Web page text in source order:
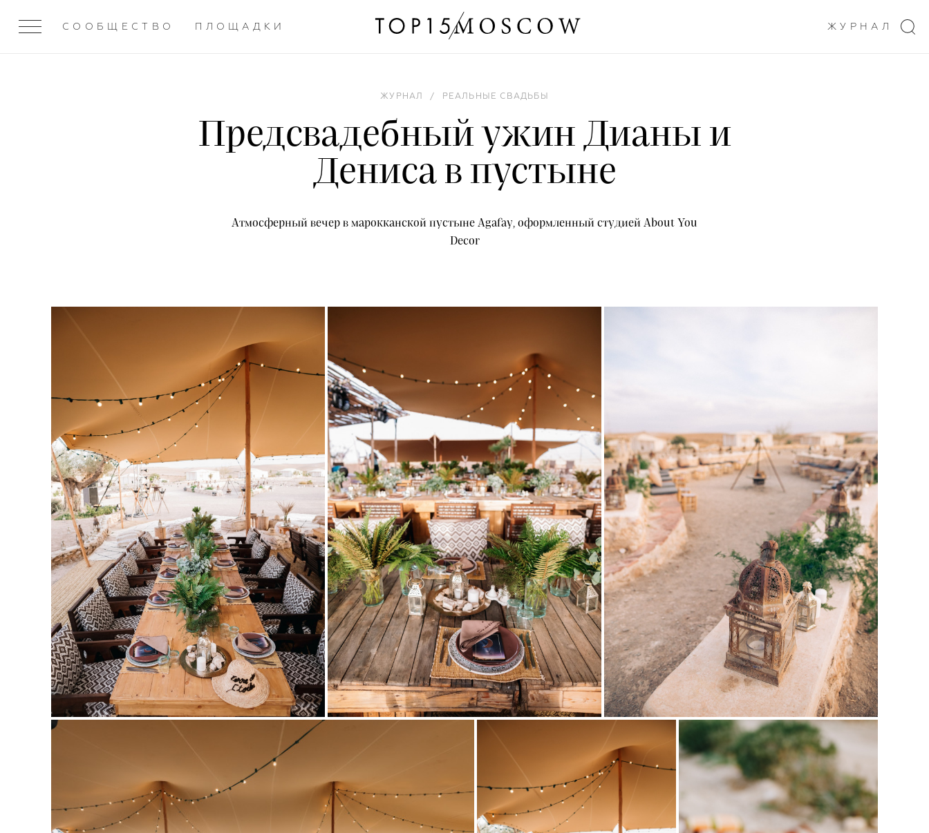
СООБЩЕСТВО ПЛОЩАДКИ ЖУРНАЛ
ЖУРНАЛ / РЕАЛЬНЫЕ СВАДЬБЫ
Предсвадебный ужин Дианы и
Дениса в пустыне
Атмосферный вечер в марокканской пустыне Agafay, оформленный студией About You
Decor